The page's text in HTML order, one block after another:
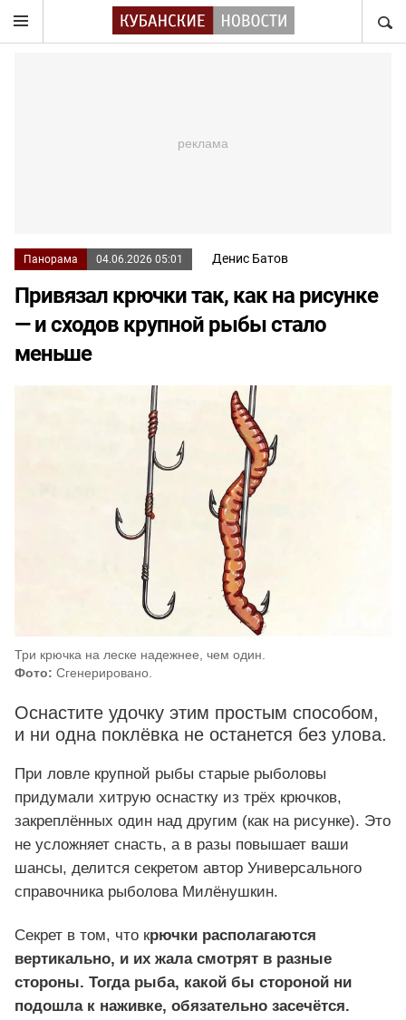
Панорама 04.06.2026 05:01 Денис Батов
Привязал крючки так, как на рисунке
— и сходов крупной рыбы стало
меньше
Три крючка на леске надежнее, чем один.
Фото: Сгенерировано.
Оснастите удочку этим простым способом,
и ни одна поклёвка не останется без улова.
При ловле крупной рыбы старые рыболовы
придумали хитрую оснастку из трёх крючков,
закреплённых один над другим (как на рисунке). Это
не усложняет снасть, а в разы повышает ваши
шансы, делится секретом автор Универсального
справочника рыболова Милёнушкин.
Секрет в том, что крючки располагаются
вертикально, и их жала смотрят в разные
стороны. Тогда рыба, какой бы стороной ни
подошла к наживке, обязательно засечётся.